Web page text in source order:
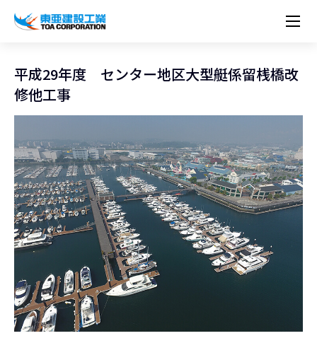
経営理念
トップメッセージ
労働安全衛生・環境・品質方針
プレスリリース
営業種目
組織図
ネットワーク
役員一覧
コーポレートメッセージ
沿革
東亜坊や
シンボルマーク「三羽の鶴」
関連書籍
東亜の歩み ～From 1908 to 2008～
株主・投資家情報
トップメッセージ
中期経営計画資料
IRニュース
最新IR資料
IRカレンダー
シェアードリサーチレポート
経営方針
IRライブラリー
IRイベント
IRサポート
ESGに関する外部評価
実績紹介
施設・用途別
海外から探す
年代別
現場レポート
サステナビリティ
トップメッセージ
サステナビリティ経営
重要課題とKPI
DX戦略
統合報告書
ESGデータ
環境行動規範
環境マネジメント
カーボンニュートラルへの取組み
生物多様性
（自然関連の情報開示）
水資源
人権の尊重
人材育成
健康経営
労働安全衛生
品質向上
サプライチェーン・マネジメント
パートナーシップ構築宣言
マルチステークホルダー方針
コーポレートガバナンス
コンプライアンス
リスクマネジメント
情報セキュリティ
AI活用ポリシー
知的財産基本方針
社会貢献活動
ESGに関する外部評価
技術とサービス
施設・用途から探す
土木技術一覧
所有船舶一覧
海の相談室
冷蔵倉庫の相談室
冷蔵倉庫をつくりたい
お問い合わせ
新卒・第二新卒採用情報
キャリア採用
障がい者採用
カムバック採用
Careers (English)
コーポレートメッセージ
平成29年度 センター地区大型艇係留桟橋改
修他工事